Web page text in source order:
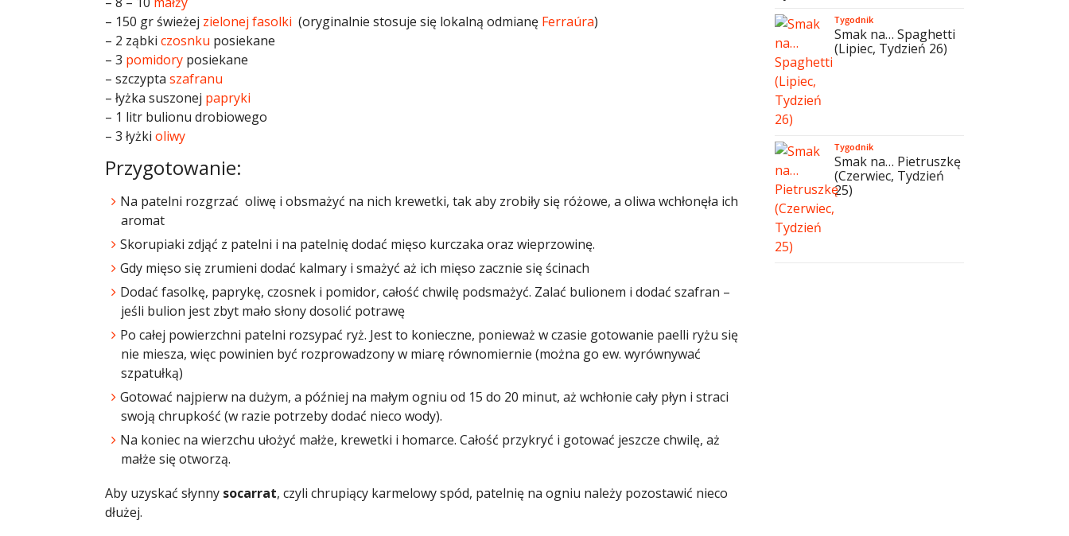
– 150 gr świeżej zielonej fasolki (oryginalnie stosuje się lokalną odmianę Ferraúra)
– 2 ząbki czosnku posiekane
– 3 pomidory posiekane
– szczypta szafranu
– łyżka suszonej papryki
– 1 litr bulionu drobiowego
– 3 łyżki oliwy
Przygotowanie:
Na patelni rozgrzać oliwę i obsmażyć na nich krewetki, tak aby zrobiły się różowe, a oliwa wchłonęła ich
aromat
Skorupiaki zdjąć z patelni i na patelnię dodać mięso kurczaka oraz wieprzowinę.
Gdy mięso się zrumieni dodać kalmary i smażyć aż ich mięso zacznie się ścinach
Dodać fasolkę, paprykę, czosnek i pomidor, całość chwilę podsmażyć. Zalać bulionem i dodać szafran –
jeśli bulion jest zbyt mało słony dosolić potrawę
Po całej powierzchni patelni rozsypać ryż. Jest to konieczne, ponieważ w czasie gotowanie paelli ryżu się
nie miesza, więc powinien być rozprowadzony w miarę równomiernie (można go ew. wyrównywać
szpatułką)
Gotować najpierw na dużym, a później na małym ogniu od 15 do 20 minut, aż wchłonie cały płyn i straci
swoją chrupkość (w razie potrzeby dodać nieco wody).
Na koniec na wierzchu ułożyć małże, krewetki i homarce. Całość przykryć i gotować jeszcze chwilę, aż
małże się otworzą.
Aby uzyskać słynny socarrat, czyli chrupiący karmelowy spód, patelnię na ogniu należy pozostawić nieco
dłużej.
Tygodnik
Smak na… Spaghetti
(Lipiec, Tydzień 26)
Tygodnik
Smak na… Pietruszkę
(Czerwiec, Tydzień
25)